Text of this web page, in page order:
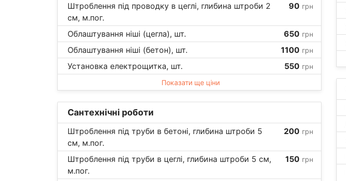
Штроблення під проводку в цеглі, глибина штроби 2
см, м.пог.
90 грн
Облаштування ніші (цегла), шт. 650 грн
Облаштування ніші (бетон), шт. 1100 грн
Установка електрощитка, шт. 550 грн
Показати ще ціни
Сантехнічні роботи
Штроблення під труби в бетоні, глибина штроби 5
см, м.пог.
200 грн
Штроблення під труби в цеглі, глибина штроби 5 см,
м.пог.
150 грн